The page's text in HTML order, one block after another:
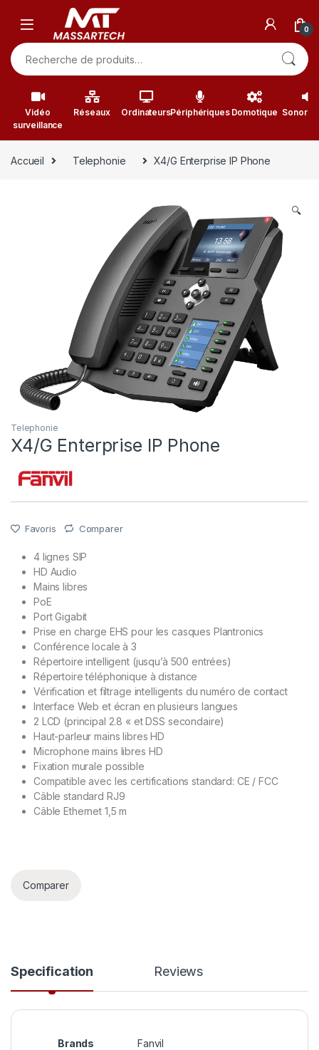
Skip to navigation
0
Recherche pour :
Vidéo
surveillance
Réseaux OrdinateursPériphériques Domotique
Accueil Telephonie X4/G Enterprise IP Phone
🔍
Telephonie
X4/G Enterprise IP Phone
Favoris Comparer
4 lignes SIP
HD Audio
Mains libres
PoE
Port Gigabit
Prise en charge EHS pour les casques Plantronics
Conférence locale à 3
Répertoire intelligent (jusqu’à 500 entrées)
Répertoire téléphonique à distance
Vérification et filtrage intelligents du numéro de contact
Interface Web et écran en plusieurs langues
2 LCD (principal 2.8 « et DSS secondaire)
Haut-parleur mains libres HD
Microphone mains libres HD
Fixation murale possible
Compatible avec les certifications standard: CE / FCC
Câble standard RJ9
Câble Ethernet 1,5 m
Comparer
Specification Reviews
Brands Fanvil